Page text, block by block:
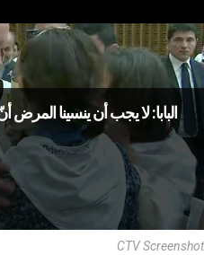
البابا: لا يجب أن ينسينا المرض
CTV Screenshot